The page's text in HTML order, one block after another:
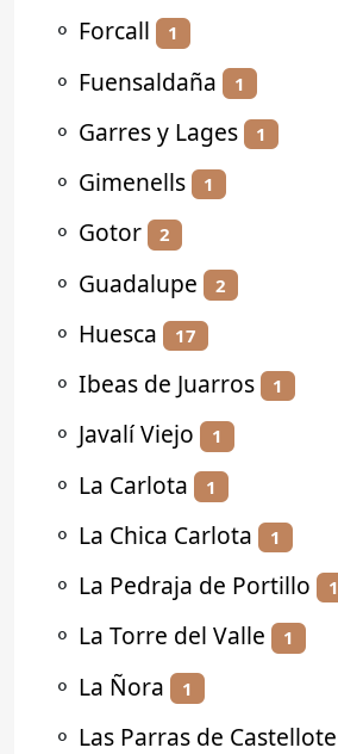
⚬ Forcall 1
⚬ Fuensaldaña 1
⚬ Garres y Lages 1
⚬ Gimenells 1
⚬ Gotor 2
⚬ Guadalupe 2
⚬ Huesca 17
⚬ Ibeas de Juarros 1
⚬ Javalí Viejo 1
⚬ La Carlota 1
⚬ La Chica Carlota 1
⚬ La Pedraja de Portillo 1
⚬ La Torre del Valle 1
⚬ La Ñora 1
⚬ Las Parras de Castellote